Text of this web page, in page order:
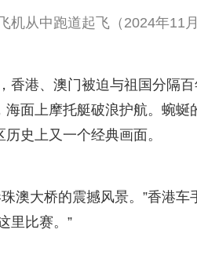
机从中跑道起飞（2024年11
香港、澳门被迫与祖国分隔
面上摩托艇破浪护航。蜿蜒
史上又一个经典画面。
澳大桥的震撼风景。”香港车
里比赛。”